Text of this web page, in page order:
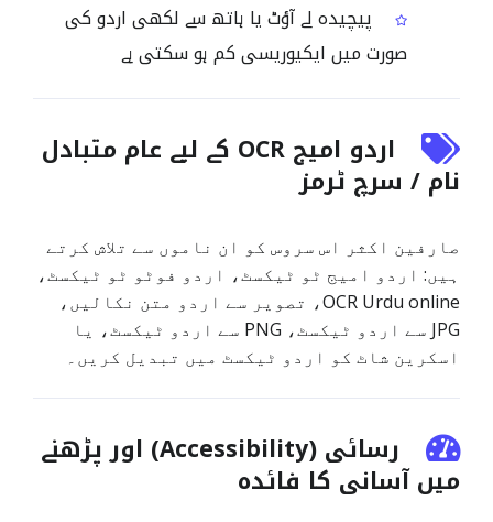
پیچیدہ لے آؤٹ یا ہاتھ سے لکھی اردو کی
صورت میں ایکیوریسی کم ہو سکتی ہے
اردو امیج OCR کے لیے عام متبادل
نام / سرچ ٹرمز
صارفین اکثر اس سروس کو ان ناموں سے تلاش کرتے
ہیں: اردو امیج ٹو ٹیکسٹ، اردو فوٹو ٹو ٹیکسٹ،
OCR Urdu online، تصویر سے اردو متن نکالیں،
JPG سے اردو ٹیکسٹ، PNG سے اردو ٹیکسٹ، یا
اسکرین شاٹ کو اردو ٹیکسٹ میں تبدیل کریں۔
رسائی (Accessibility) اور پڑھنے
میں آسانی کا فائدہ